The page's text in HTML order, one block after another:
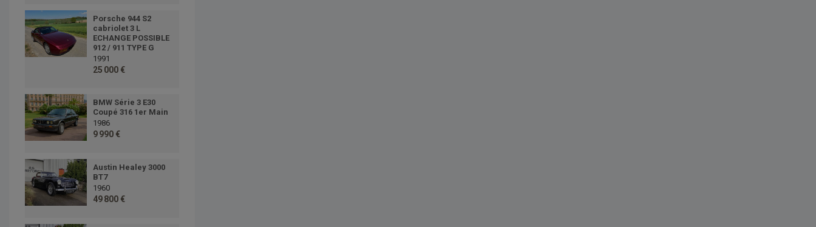
Porsche 944 S2
cabriolet 3 L
ECHANGE POSSIBLE
912 / 911 TYPE G
1991
25 000 €
BMW Série 3 E30
Coupé 316 1er Main
1986
9 990 €
Austin Healey 3000
BT7
1960
49 800 €